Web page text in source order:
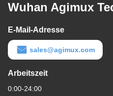
Wuhan Agimux
E-Mail-Adresse
sales@agimux.com
Arbeitszeit
0:00-24:00